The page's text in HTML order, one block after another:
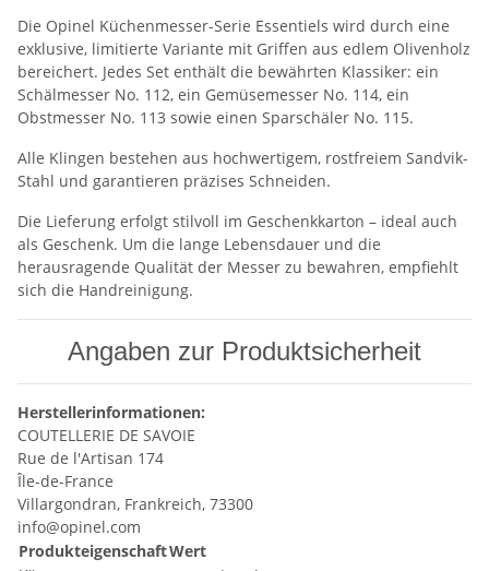
Die Opinel Küchenmesser-Serie Essentiels wird durch eine
exklusive, limitierte Variante mit Griffen aus edlem Olivenholz
bereichert. Jedes Set enthält die bewährten Klassiker: ein
Schälmesser No. 112, ein Gemüsemesser No. 114, ein
Obstmesser No. 113 sowie einen Sparschäler No. 115.
Alle Klingen bestehen aus hochwertigem, rostfreiem Sandvik-
Stahl und garantieren präzises Schneiden.
Die Lieferung erfolgt stilvoll im Geschenkkarton – ideal auch
als Geschenk. Um die lange Lebensdauer und die
herausragende Qualität der Messer zu bewahren, empfiehlt
sich die Handreinigung.
Angaben zur Produktsicherheit
Herstellerinformationen:
COUTELLERIE DE SAVOIE
Rue de l'Artisan 174
Île-de-France
Villargondran, Frankreich, 73300
info@opinel.com
ProdukteigenschaftWert